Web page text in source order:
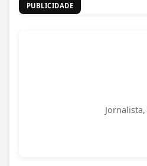
PUBLICIDADE